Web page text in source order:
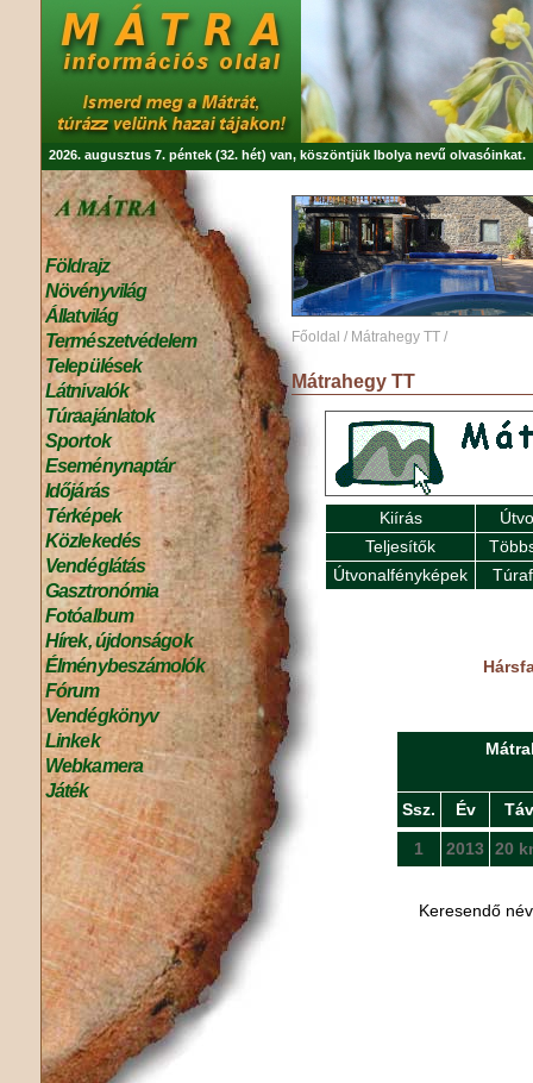
2026. augusztus 7. péntek (32. hét) van, köszöntjük Ibolya nevű olvasóinkat.
Földrajz
Növényvilág
Állatvilág
Természetvédelem
Települések
Látnivalók
Túraajánlatok
Sportok
Eseménynaptár
Időjárás
Térképek
Közlekedés
Vendéglátás
Gasztronómia
Fotóalbum
Hírek, újdonságok
Élménybeszámolók
Fórum
Vendégkönyv
Linkek
Webkamera
Játék
Főoldal / Mátrahegy TT /
Mátrahegy TT
Kiírás
Teljesítők
Útvonalfényképek
Ssz. Év Táv
1 2013 20
Keresendő